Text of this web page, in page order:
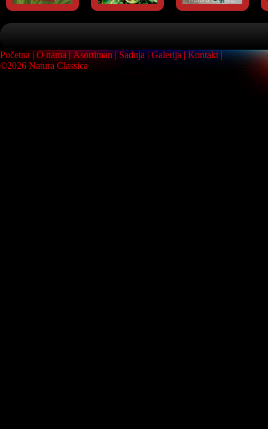
Početna O nama Asortiman Sadnja Galerija
Kontakt
©2026 Natura Classica